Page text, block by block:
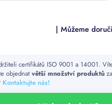
certifikátů ISO 9001 a 14001.
objednat větší množství produktů
Kontaktujte nás!